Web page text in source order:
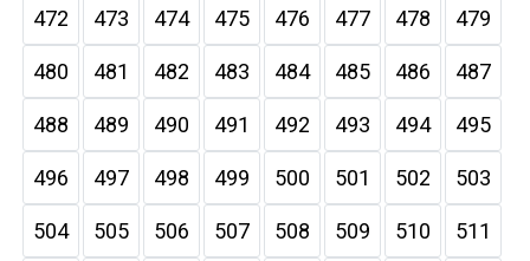
472 473 474 475 476 477 478 479
480 481 482 483 484 485 486 487
488 489 490 491 492 493 494 495
496 497 498 499 500 501 502 503
504 505 506 507 508 509 510 511